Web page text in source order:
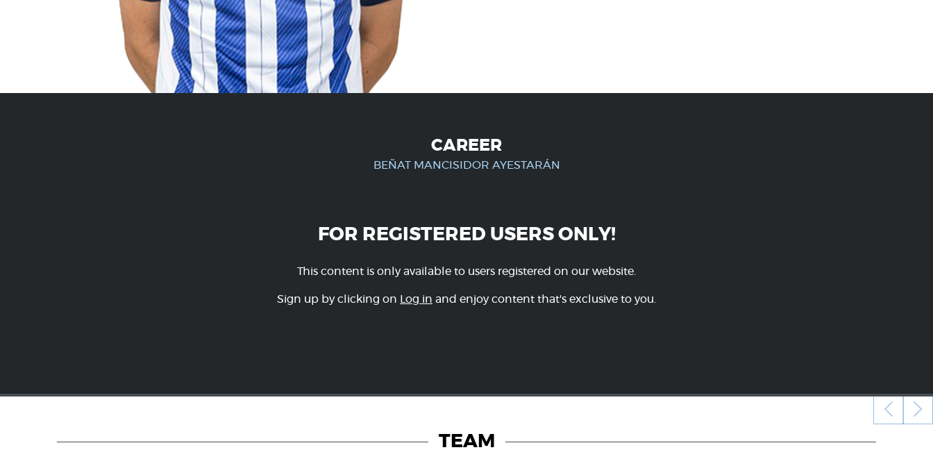
CAREER
BEÑAT MANCISIDOR AYESTARÁN
FOR REGISTERED USERS ONLY!
This content is only available to users registered on our website.
Sign up by clicking on Log in and enjoy content that's exclusive to you.
TEAM